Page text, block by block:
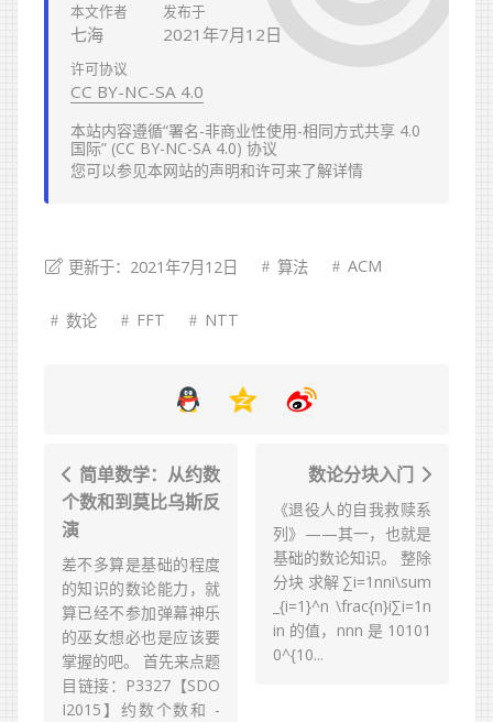
本文作者
七海
发布于
2021年7月12日
许可协议
CC BY-NC-SA 4.0
本站内容遵循“署名-非商业性使用-相同方式共享 4.0
国际” (CC BY-NC-SA 4.0) 协议
您可以参见本网站的声明和许可来了解详情
更新于：2021年7月12日 算法 ACM
数论 FFT NTT
简单数学：从约数
个数和到莫比乌斯反
演
差不多算是基础的程度
的知识的数论能力，就
算已经不参加弹幕神乐
的巫女想必也是应该要
掌握的吧。 首先来点题
目链接：P3327【SDO
I2015】约数个数和 -
数论分块入门
《退役人的自我救赎系
列》——其一，也就是
基础的数论知识。 整除
分块 求解 ∑i=1nni\sum
_{i=1}^n \frac{n}i∑i=1n​
in​ 的值，nnn 是 10101
0^{10...